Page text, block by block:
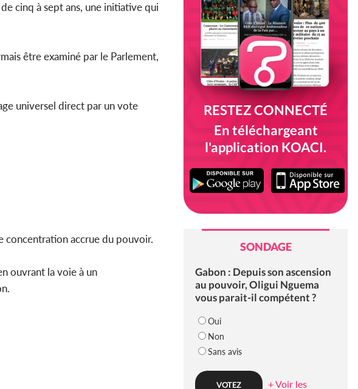
cinq à sept ans, une initiative qui
être examiné par le Parlement,
universel direct par un vote
concentration accrue du pouvoir.
ouvrant la voie à un
RESTEZ CONNECTÉ
En téléchargeant
l'application KOACI.
SONDAGE
Gabon : Depuis son ascension
au pouvoir, Oligui Nguema
vous parait-il compétent ?
Oui
Non
Sans avis
+ Voir les